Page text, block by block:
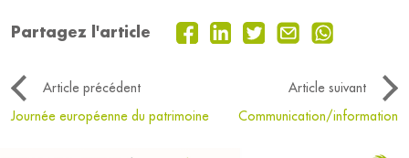
Partagez l'article
Article précédent
Article suivant
Journée européenne du patrimoine
Communication/information